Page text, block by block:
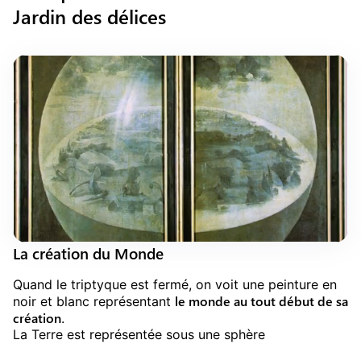
Jardin des délices
La création du Monde
Quand le triptyque est fermé, on voit une peinture en
noir et blanc représentant le monde au tout début de sa
création.
La Terre est représentée sous une sphère